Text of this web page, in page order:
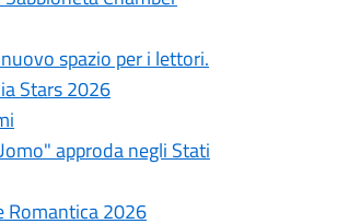
spazio per i lettori.
Stars 2026
approda negli Stati
Romantica 2026